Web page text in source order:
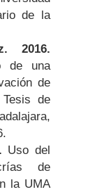
de la
2016.
de una
de
de
Uso del
de
la UMA